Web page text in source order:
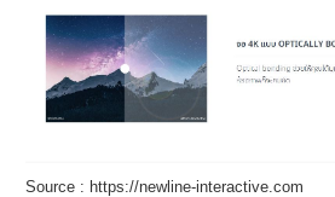
Source : https://newline-interactive.com